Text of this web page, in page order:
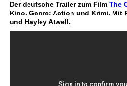
Der deutsche Trailer zum Film The
Kino. Genre: Action und Krimi. Mit
und Hayley Atwell.